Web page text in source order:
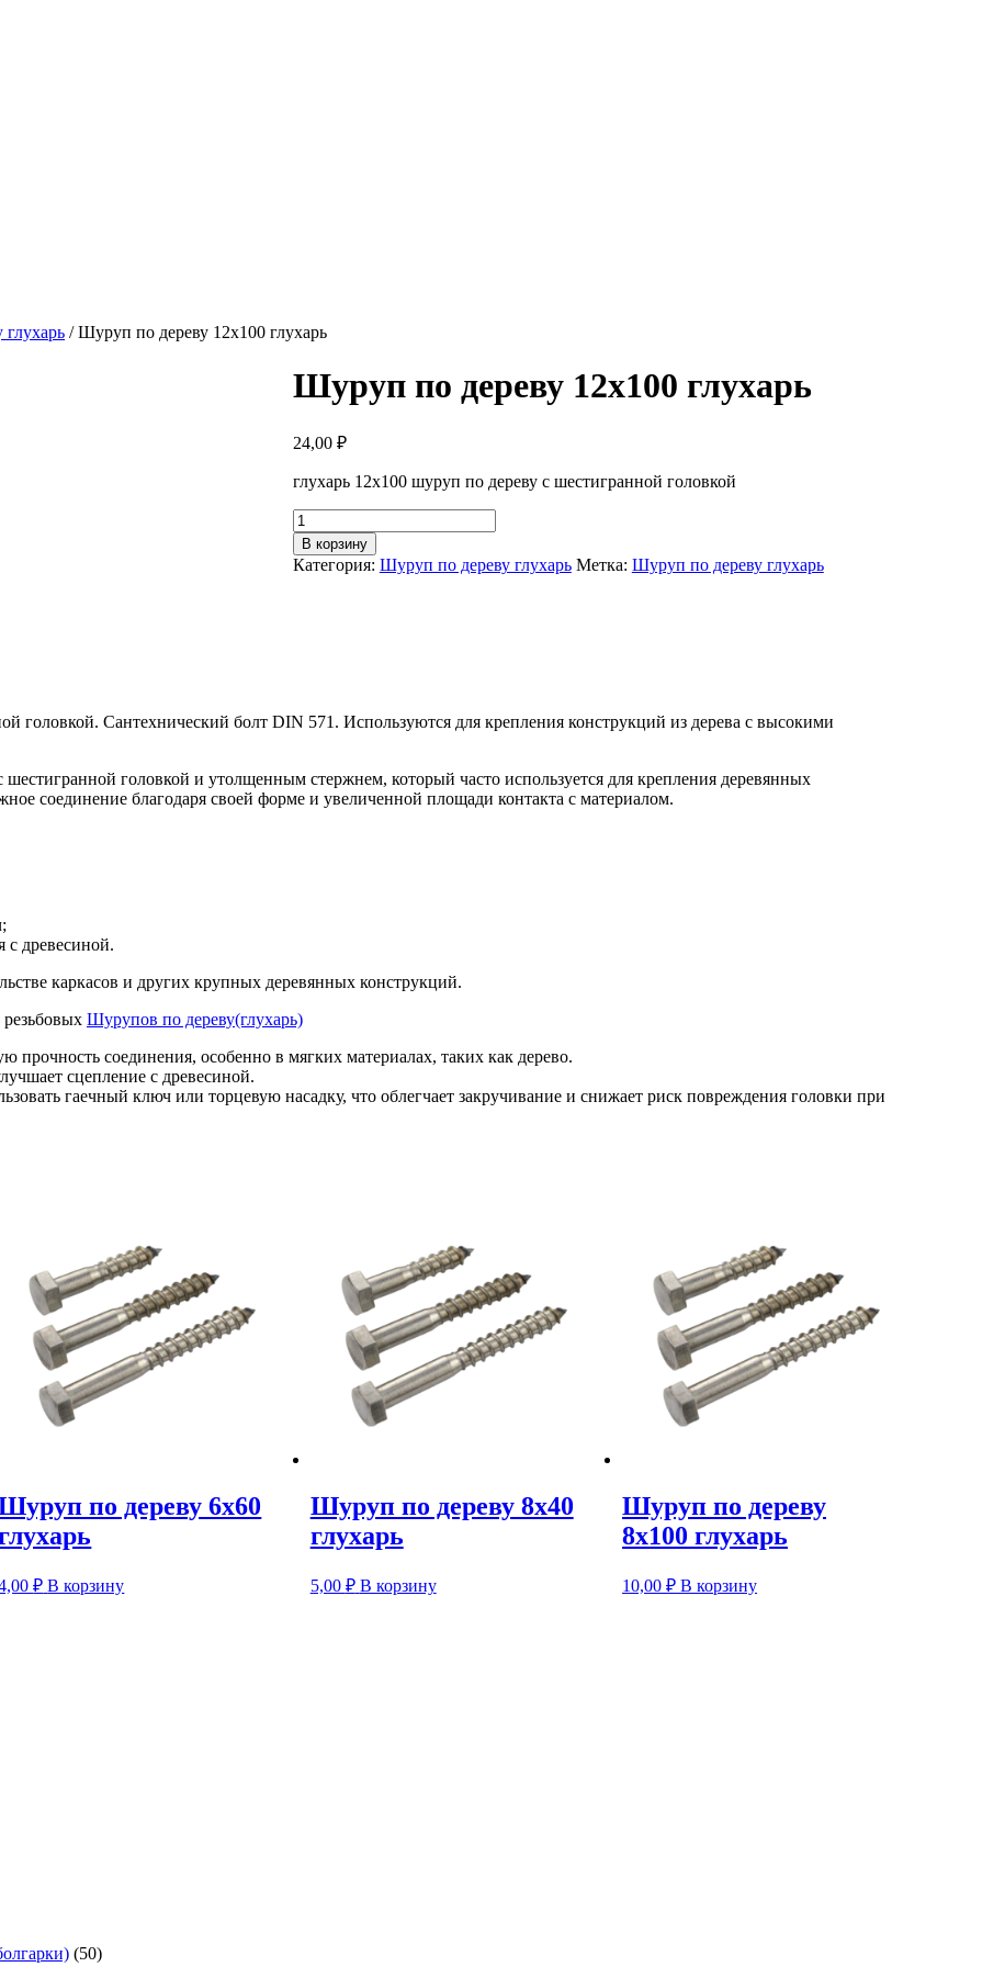
/ Шуруп по дереву 12х100 глухарь
Шуруп по дереву 12х100 глухарь
24,00 ₽
глухарь 12х100 шуруп по дереву с шестигранной головкой
Количество
товара
Шуруп
по
В корзину
Категория: Шуруп по дереву глухарь Метка: Шуруп по дереву глухарь
головкой. Сантехнический болт DIN 571. Используются для крепления конструкций из дерева с высокими
шестигранной головкой и утолщенным стержнем, который часто используется для крепления деревянных
соединение благодаря своей форме и увеличенной площади контакта с материалом.
с древесиной.
каркасов и других крупных деревянных конструкций.
Шурупов по дереву(глухарь)
прочность соединения, особенно в мягких материалах, таких как дерево.
сцепление с древесиной.
гаечный ключ или торцевую насадку, что облегчает закручивание и снижает риск повреждения головки при
по дереву 6х60
₽ В корзину
Шуруп по дереву 8х40
глухарь
5,00 ₽ В корзину
Шуруп по дереву
8х100 глухарь
10,00₽ В корзину
5050